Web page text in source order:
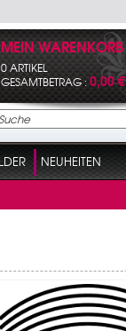
MEIN WARENKORB
0 ARTIKEL
GESAMTBETRAG :0,00 €
NEUHEITEN